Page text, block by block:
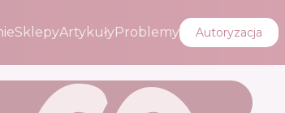
SklepyArtykułyProblemy Autoryzacja